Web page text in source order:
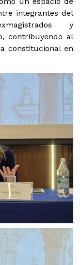
integrantes del
y
contribuyendo al
constitucional en